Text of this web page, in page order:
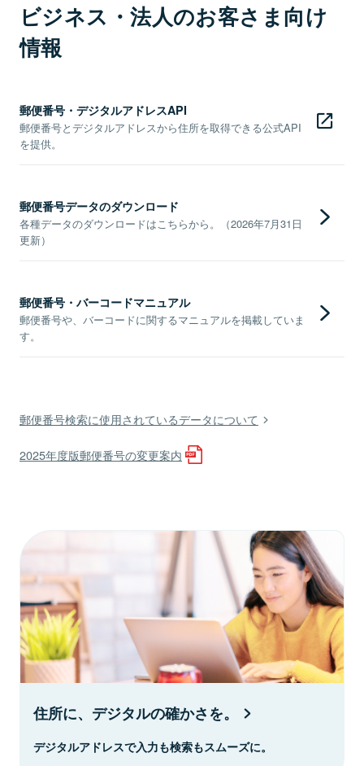
ビジネス・法人のお客さま向け
情報
郵便番号・デジタルアドレスAPI
郵便番号とデジタルアドレスから住所を取得できる公式API
を提供。
郵便番号データのダウンロード
各種データのダウンロードはこちらから。（2026年7月31日
更新）
郵便番号・バーコードマニュアル
郵便番号や、バーコードに関するマニュアルを掲載していま
す。
郵便番号検索に使用されているデータについて
2025年度版郵便番号の変更案内
住所に、デジタルの確かさを。
デジタルアドレスで入力も検索もスムーズに。